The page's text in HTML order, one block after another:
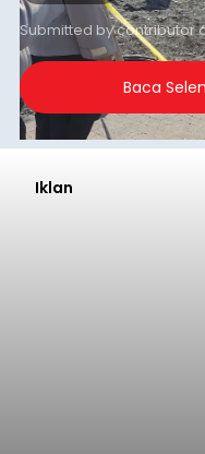
Submitted bycontributor
Baca
Iklan